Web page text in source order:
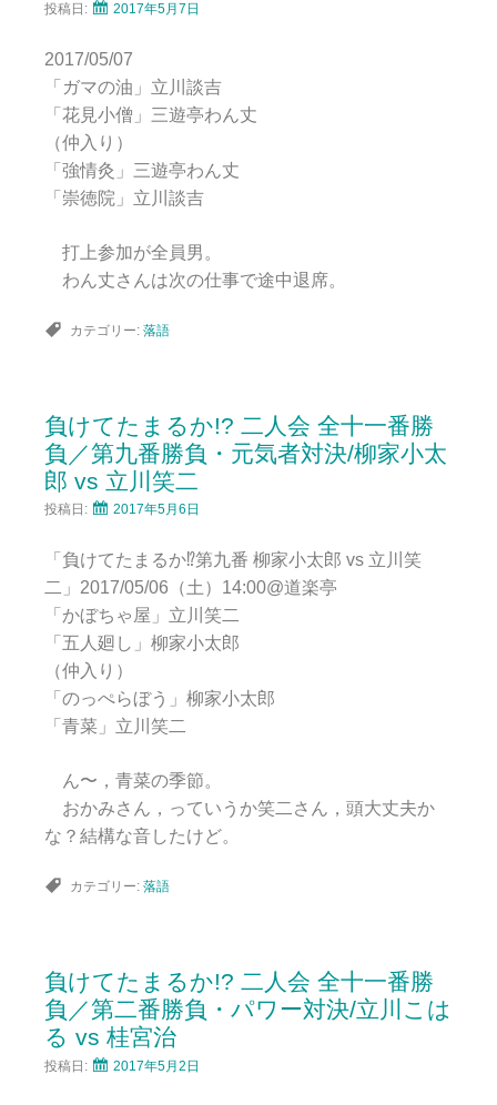
投稿日: 2017年5月7日
2017/05/07
「ガマの油」立川談吉
「花見小僧」三遊亭わん丈
（仲入り）
「強情灸」三遊亭わん丈
「崇徳院」立川談吉
打上参加が全員男。
わん丈さんは次の仕事で途中退席。
カテゴリー: 落語
負けてたまるか!? 二人会 全十一番勝
負／第九番勝負・元気者対決/柳家小太
郎 vs 立川笑二
投稿日: 2017年5月6日
「負けてたまるか⁉︎第九番 柳家小太郎 vs 立川笑
二」2017/05/06（土）14:00@道楽亭
「かぼちゃ屋」立川笑二
「五人廻し」柳家小太郎
（仲入り）
「のっぺらぼう」柳家小太郎
「青菜」立川笑二
ん〜，青菜の季節。
おかみさん，っていうか笑二さん，頭大丈夫か
な？結構な音したけど。
カテゴリー: 落語
負けてたまるか!? 二人会 全十一番勝
負／第二番勝負・パワー対決/立川こは
る vs 桂宮治
投稿日: 2017年5月2日